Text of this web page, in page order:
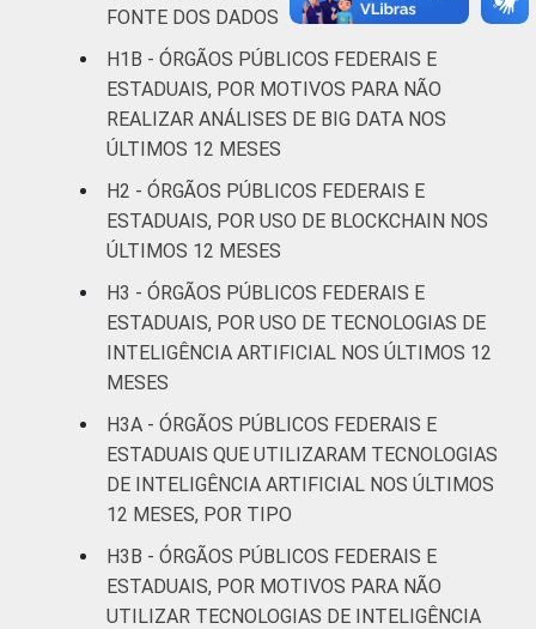
FONTE DOS DADOS
H1B - ÓRGÃOS PÚBLICOS FEDERAIS E
ESTADUAIS, POR MOTIVOS PARA NÃO
REALIZAR ANÁLISES DE BIG DATA NOS
ÚLTIMOS 12 MESES
H2 - ÓRGÃOS PÚBLICOS FEDERAIS E
ESTADUAIS, POR USO DE BLOCKCHAIN NOS
ÚLTIMOS 12 MESES
H3 - ÓRGÃOS PÚBLICOS FEDERAIS E
ESTADUAIS, POR USO DE TECNOLOGIAS DE
INTELIGÊNCIA ARTIFICIAL NOS ÚLTIMOS 12
MESES
H3A - ÓRGÃOS PÚBLICOS FEDERAIS E
ESTADUAIS QUE UTILIZARAM TECNOLOGIAS
DE INTELIGÊNCIA ARTIFICIAL NOS ÚLTIMOS
12 MESES, POR TIPO
H3B - ÓRGÃOS PÚBLICOS FEDERAIS E
ESTADUAIS, POR MOTIVOS PARA NÃO
UTILIZAR TECNOLOGIAS DE INTELIGÊNCIA